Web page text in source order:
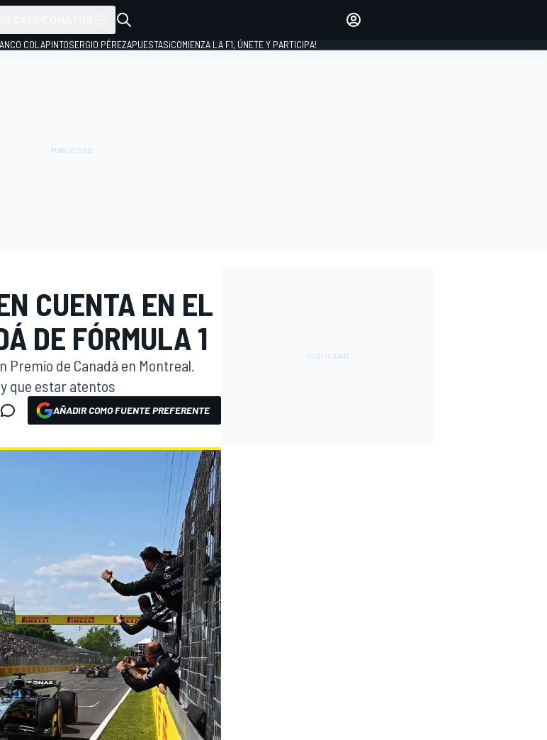
INICIAR SESIÓN
COLAPINTOSERGIO PÉREZAPUESTAS¡COMIENZA LA F1, ÚNETE Y PARTICIPA!
CUENTA EN EL
DE FÓRMULA 1
Premio de Canadá en Montreal.
que estar atentos
AÑADIR COMO FUENTE PREFERENTE